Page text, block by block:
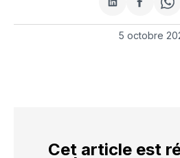
Partager
sur
LinkedIn
Partager
sur
on
5 octobre
Cet article est